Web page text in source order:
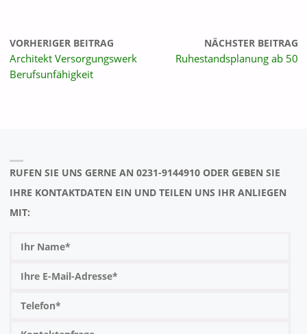
VORHERIGER BEITRAG
Architekt Versorgungswerk
Berufsunfähigkeit
NÄCHSTER BEITRAG
Ruhestandsplanung ab 50
RUFEN SIE UNS GERNE AN 0231-9144910 ODER GEBEN SIE
IHRE KONTAKTDATEN EIN UND TEILEN UNS IHR ANLIEGEN
MIT: